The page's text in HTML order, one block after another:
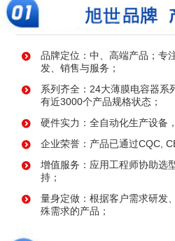
品牌定位：中、高端产品；专
发、销售与服务；
系列齐全：24大薄膜电容器系
有近3000个产品规格状态；
硬件实力：全自动化生产设备
企业荣誉：产品已通过CQC,
增值服务：应用工程师协助选
持；
量身定做：根据客户需求研发
殊需求的产品；